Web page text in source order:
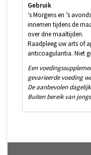
Gebruik
‘s Morgens en ’s
innemen tijdens de
over drie maaltijden.
Raadpleeg uw arts of
anticoagulantia. Niet
Een
gevarieerde voeding
De aanbevolen
Buiten bereik van